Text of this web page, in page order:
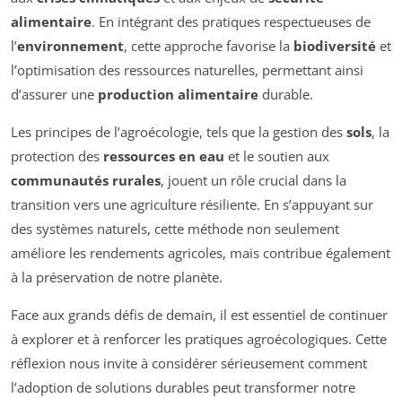
alimentaire. En intégrant des pratiques respectueuses de
l’environnement, cette approche favorise la biodiversité et
l’optimisation des ressources naturelles, permettant ainsi
d’assurer une production alimentaire durable.
Les principes de l’agroécologie, tels que la gestion des sols, la
protection des ressources en eau et le soutien aux
communautés rurales, jouent un rôle crucial dans la
transition vers une agriculture résiliente. En s’appuyant sur
des systèmes naturels, cette méthode non seulement
améliore les rendements agricoles, mais contribue également
à la préservation de notre planète.
Face aux grands défis de demain, il est essentiel de continuer
à explorer et à renforcer les pratiques agroécologiques. Cette
réflexion nous invite à considérer sérieusement comment
l’adoption de solutions durables peut transformer notre